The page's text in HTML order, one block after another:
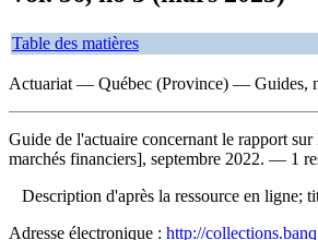
Table des matières
Actuariat — Québec (Province) — Guides,
Guide de l'actuaire concernant le rapport sur
marchés financiers], septembre 2022. — 1
Description d'après la ressource en ligne;
Adresse électronique : http://